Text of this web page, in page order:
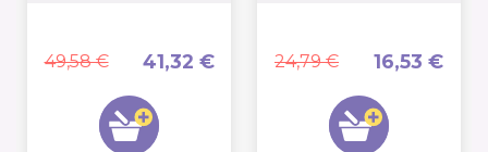
49,58 € 41,32 € 24,79 € 16,53 €